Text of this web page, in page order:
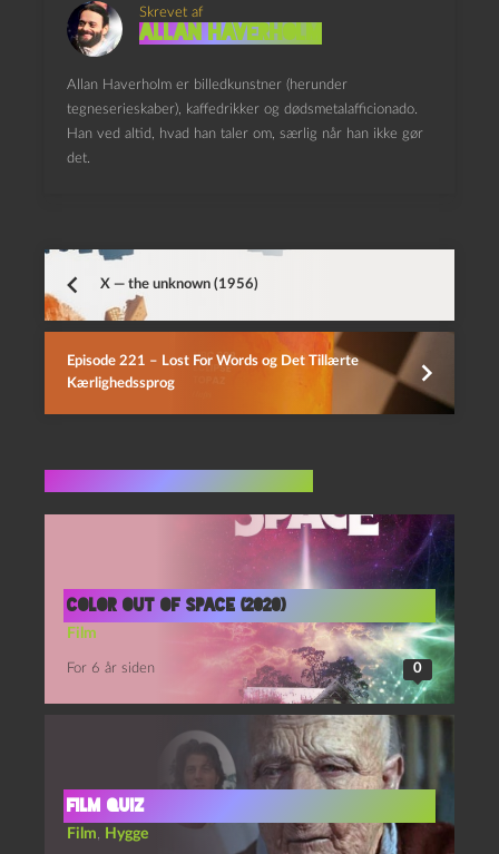
Skrevet af
Allan Haverholm
Allan Haverholm er billedkunstner (herunder
tegneserieskaber), kaffedrikker og dødsmetalafficionado.
Han ved altid, hvad han taler om, særlig når han ikke gør
det.
X — the unknown (1956)
Episode 221 – Lost For Words og Det Tillærte
Kærlighedssprog
Color Out of Space (2020)
Film
For 6 år siden 0
film quiz
Film, Hygge